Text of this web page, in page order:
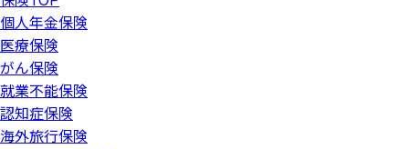
個人年金保険
医療保険
がん保険
就業不能保険
認知症保険
海外旅行保険